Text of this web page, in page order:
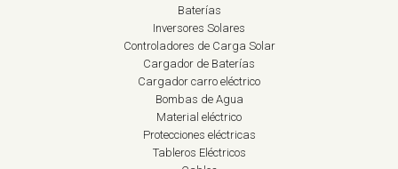
Baterías
Inversores Solares
Controladores de Carga Solar
Cargador de Baterías
Cargador carro eléctrico
Bombas de Agua
Material eléctrico
Protecciones eléctricas
Tableros Eléctricos